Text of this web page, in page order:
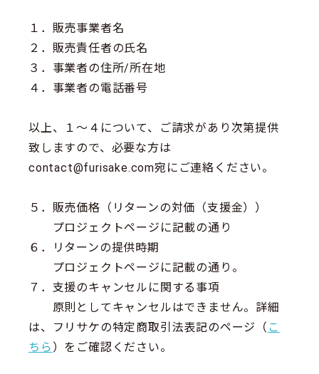
１．販売事業者名
２．販売責任者の氏名
３．事業者の住所/所在地
４．事業者の電話番号
以上、１～４について、ご請求があり次第提供
致しますので、必要な方は
contact@furisake.com宛にご連絡ください。
５．販売価格（リターンの対価（支援金））
プロジェクトページに記載の通り
６．リターンの提供時期
プロジェクトページに記載の通り。
７．支援のキャンセルに関する事項
原則としてキャンセルはできません。詳細
は、フリサケの特定商取引法表記のページ（ こ
ちら ）をご確認ください。